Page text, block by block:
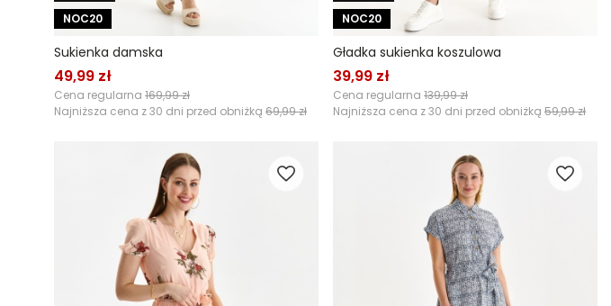
NOC20
Sukienka damska
49,99 zł
Cena regularna 169,99 zł
Najniższa cena z 30 dni przed obniżką 69,99 zł
NOC20
Gładka sukienka koszulowa
39,99 zł
Cena regularna 139,99 zł
Najniższa cena z 30 dni przed obniżką 59,99 zł